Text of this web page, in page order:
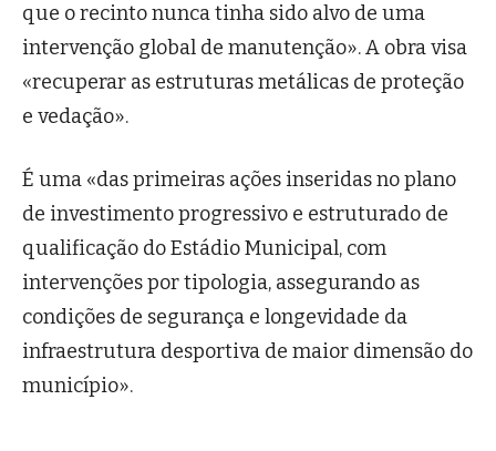
que o recinto nunca tinha sido alvo de uma
intervenção global de manutenção». A obra visa
«recuperar as estruturas metálicas de proteção
e vedação».
É uma «das primeiras ações inseridas no plano
de investimento progressivo e estruturado de
qualificação do Estádio Municipal, com
intervenções por tipologia, assegurando as
condições de segurança e longevidade da
infraestrutura desportiva de maior dimensão do
município».